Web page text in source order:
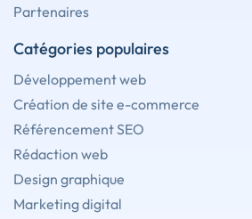
Partenaires
Catégories populaires
Développement web
Création de site e-commerce
Référencement SEO
Rédaction web
Design graphique
Marketing digital